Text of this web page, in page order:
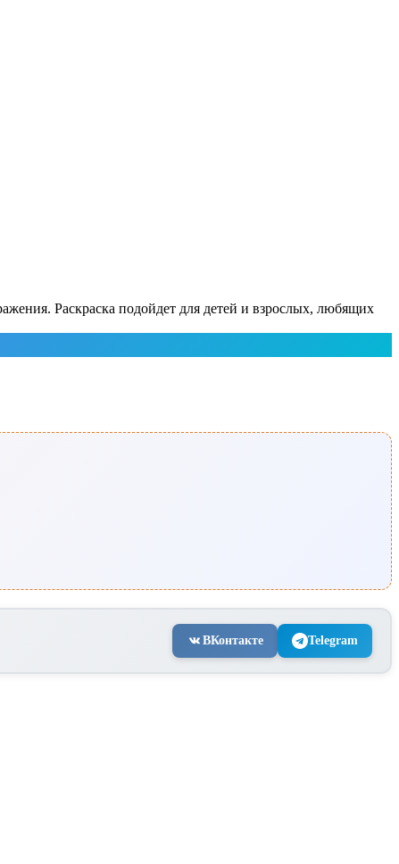
Раскраска подойдет для детей и взрослых, любящих
ВКонтакте Telegram